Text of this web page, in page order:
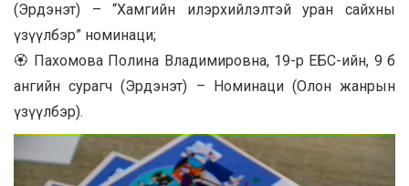
(Эрдэнэт) – “Хамгийн илэрхийлэлтэй уран сайхны
үзүүлбэр” номинаци;
🏵 Пахомова Полина Владимировна, 19-р ЕБС-ийн, 9 б
ангийн сурагч (Эрдэнэт) – Номинаци (Олон жанрын
үзүүлбэр).